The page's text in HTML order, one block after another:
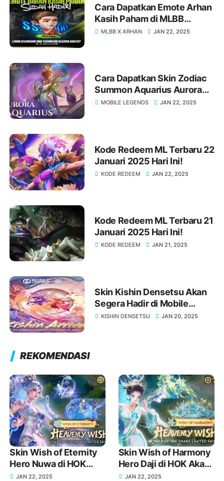
Cara Dapatkan Emote Arhan
Kasih Paham di MLBB
Terbaru
MLBB X ARHAN JAN 22, 2025
Cara Dapatkan Skin Zodiac
Summon Aquarius Aurora
MLBB Terbaru
MOBILE LEGENDS JAN 22, 2025
Kode Redeem ML Terbaru 22
Januari 2025 Hari Ini!
KODE REDEEM JAN 22, 2025
Kode Redeem ML Terbaru 21
Januari 2025 Hari Ini!
KODE REDEEM JAN 21, 2025
Skin Kishin Densetsu Akan
Segera Hadir di Mobile
Legends Terbaru 2025!
KISHIN DENSETSU JAN 20, 2025
REKOMENDASI
Skin Wish of Eternity
Hero Nuwa di HOK
Akan Rilis Tanggal dan
JAN 22, 2025
Skin Wish of Harmony
Hero Daji di HOK Akan
Rilis Tanggal dan
JAN 22, 2025